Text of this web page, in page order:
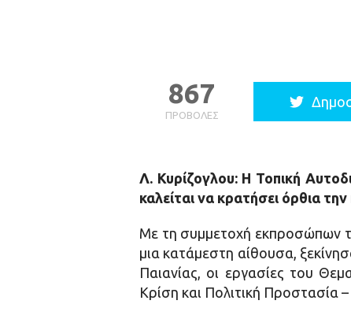
ΠΡΟΒΟΛΈΣ
867
Λ. Κυρίζογλου: Η Τοπική
καλείται να κρατήσει όρθια
Με τη συμμετοχή εκπροσώπων
μια κατάμεστη αίθουσα,
Παιανίας, οι εργασίες του
Κρίση και Πολιτική Προστασία